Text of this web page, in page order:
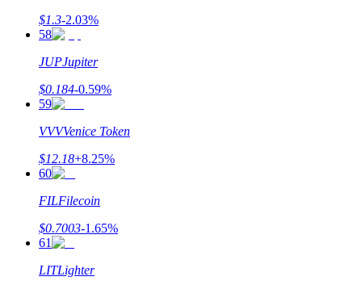
$1.3-2.03%
58
JUPJupiter
$0.184-0.59%
59
VVVVenice Token
$12.18+8.25%
60
FILFilecoin
$0.7003-1.65%
61
LITLighter